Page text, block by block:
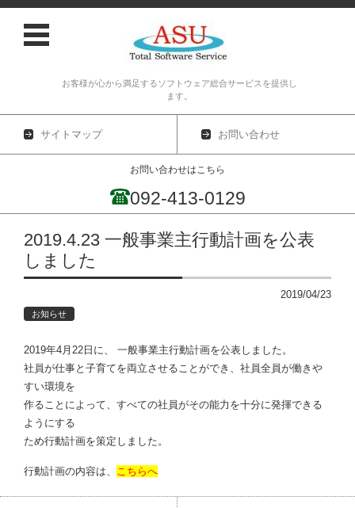
お客様が心から満足するソフトウェア総合サービスを提供し
ます。
サイトマップ お問い合わせ
お問い合わせはこちら
092-413-0129
コンテンツに移動
2019.4.23 一般事業主行動計画を公表
しました
2019/04/23
お知らせ
2019年4月22日に、 一般事業主行動計画を公表しました。
社員が仕事と子育てを両立させることができ、社員全員が働きや
すい環境を
作ることによって、すべての社員がその能力を十分に発揮できる
ようにする
ため行動計画を策定しました。
行動計画の内容は、 こちらへ